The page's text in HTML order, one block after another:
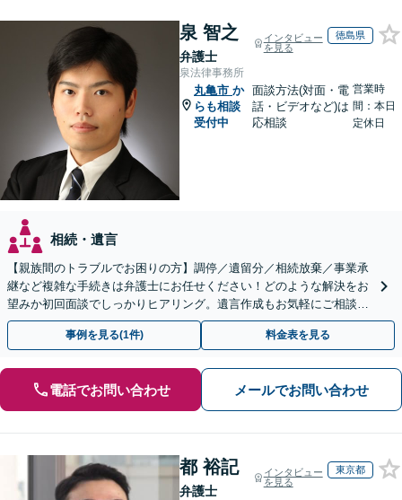
泉 智之
弁護士
インタビュー
を見る
徳島県
泉法律事務所
丸亀市 か
らも相談
受付中
面談方法(対面・電
話・ビデオなど)は
応相談
営業時
間：本日
定休日
相続・遺言
【親族間のトラブルでお困りの方】調停／遺留分／相続放棄／事業承
継など複雑な手続きは弁護士にお任せください！どのような解決をお
望みか初回面談でしっかりヒアリング。遺言作成もお気軽にご相談く
ださい。
事例を見る(1件) 料金表を見る
電話でお問い合わせ メールでお問い合わせ
都 裕記
弁護士
インタビュー
を見る
東京都